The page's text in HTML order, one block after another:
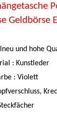
Geldbörse
und hohe
: Kunstleder
: Violett